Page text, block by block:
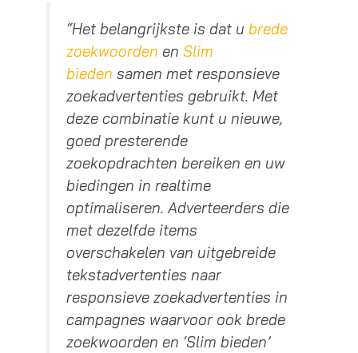
“Het belangrijkste is dat ubrede
zoekwoorden enSlim
bieden samen met responsieve
zoekadvertenties gebruikt. Met
deze combinatie kunt u nieuwe,
goed presterende
zoekopdrachten bereiken en uw
biedingen in realtime
optimaliseren. Adverteerders die
met dezelfde items
overschakelen van uitgebreide
tekstadvertenties naar
responsieve zoekadvertenties in
campagnes waarvoor ook brede
zoekwoorden en ‘Slim bieden’